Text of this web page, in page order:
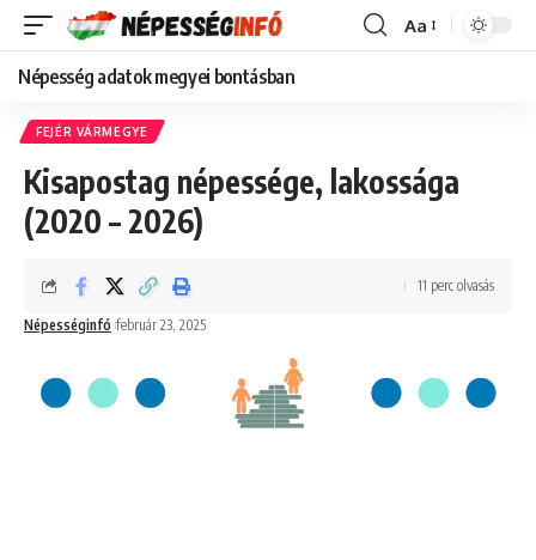
Font
Aa
Népesség adatok megyei bontásban
FEJÉR VÁRMEGYE
Kisapostag népessége, lakossága
(2020 – 2026)
Népességinfó február 23, 2025
11 perc olvasás